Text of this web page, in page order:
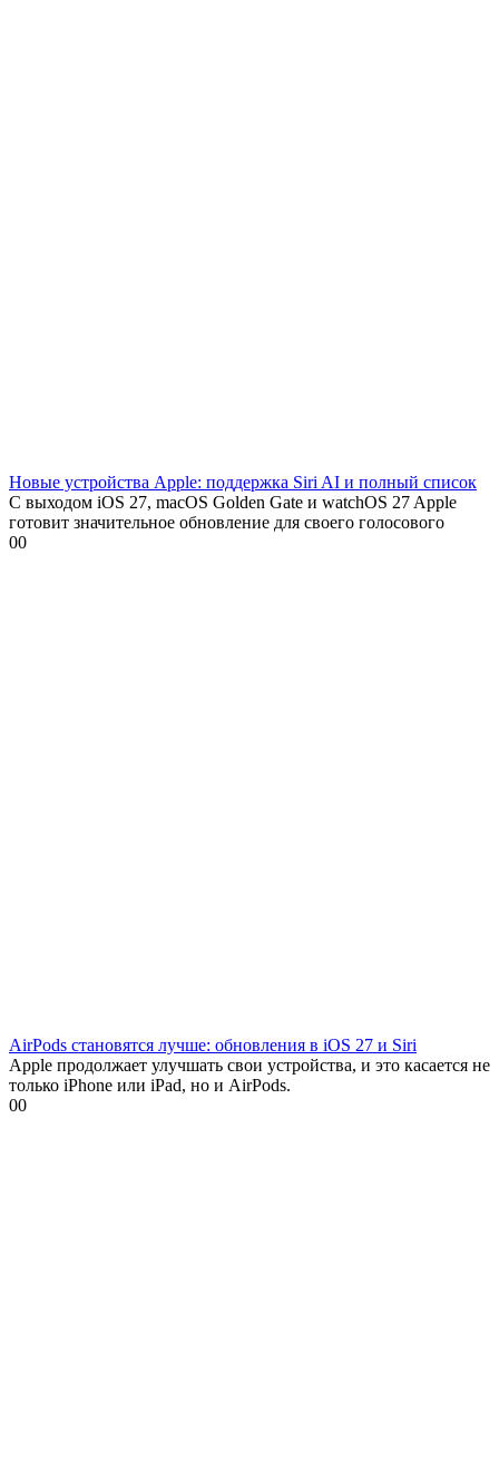
Новые устройства Apple: поддержка Siri AI и полный список
С выходом iOS 27, macOS Golden Gate и watchOS 27 Apple
готовит значительное обновление для своего голосового
00
AirPods становятся лучше: обновления в iOS 27 и Siri
Apple продолжает улучшать свои устройства, и это касается не
только iPhone или iPad, но и AirPods.
00